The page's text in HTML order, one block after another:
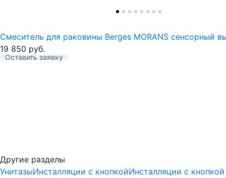
Смеситель для раковины Berges MORANS сенсорный
19 850 руб.
Оставить заявку
Другие разделы
УнитазыИнсталляции с кнопкойИнсталляции с кнопкой